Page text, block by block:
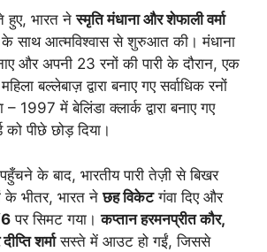
हुए, भारत नेस्मृति मंधाना और शेफाली वर्मा
साथ आत्मविश्वास से शुरुआत की। मंधाना
और अपनी 23 रनों की पारी के दौरान, एक
बल्लेबाज़ द्वारा बनाए गए सर्वाधिक रनों
– 1997 में बेलिंडा क्लार्क द्वारा बनाए गए
पीछे छोड़ दिया।
के बाद, भारतीय पारी तेज़ी से बिखर
भीतर, भारत नेछह विकेटगंवा दिए और
पर सिमट गया।कप्तान हरमनप्रीत कौर,
शर्मासस्ते में आउट हो गईं, जिससे